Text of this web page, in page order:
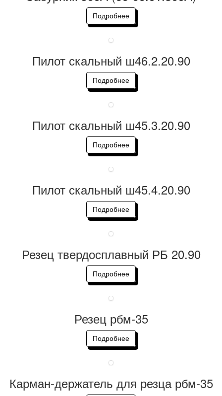
Подробнее
Пилот скальный ш46.2.20.90
Подробнее
Пилот скальный ш45.3.20.90
Подробнее
Пилот скальный ш45.4.20.90
Подробнее
Резец твердосплавный РБ 20.90
Подробнее
Резец рбм-35
Подробнее
Карман-держатель для резца рбм-35